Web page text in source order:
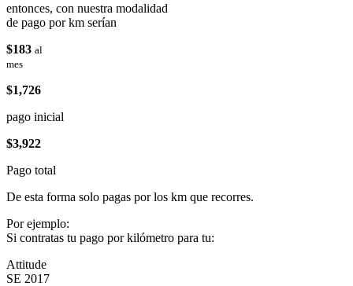
entonces, con nuestra modalidad
de pago por km serían
$183 al
mes
$1,726
pago inicial
$3,922
Pago total
De esta forma solo pagas por los km que recorres.
Por ejemplo:
Si contratas tu pago por kilómetro para tu:
Attitude
SE 2017